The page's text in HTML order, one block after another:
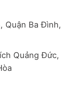
Quận Ba Đình,
Quảng Đức,